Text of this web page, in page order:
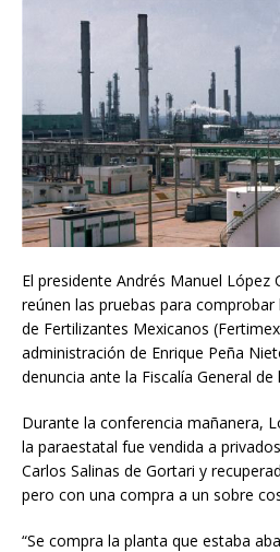
El presidente Andrés Manuel López
reúnen las pruebas para
de Fertilizantes Mexicanos
administración de Enrique Peña
denuncia ante la Fiscalía General de
Durante la conferencia mañanera,
la paraestatal fue vendida a
Carlos Salinas de Gortari y
pero con una compra a un sobre
“Se compra la planta que estaba